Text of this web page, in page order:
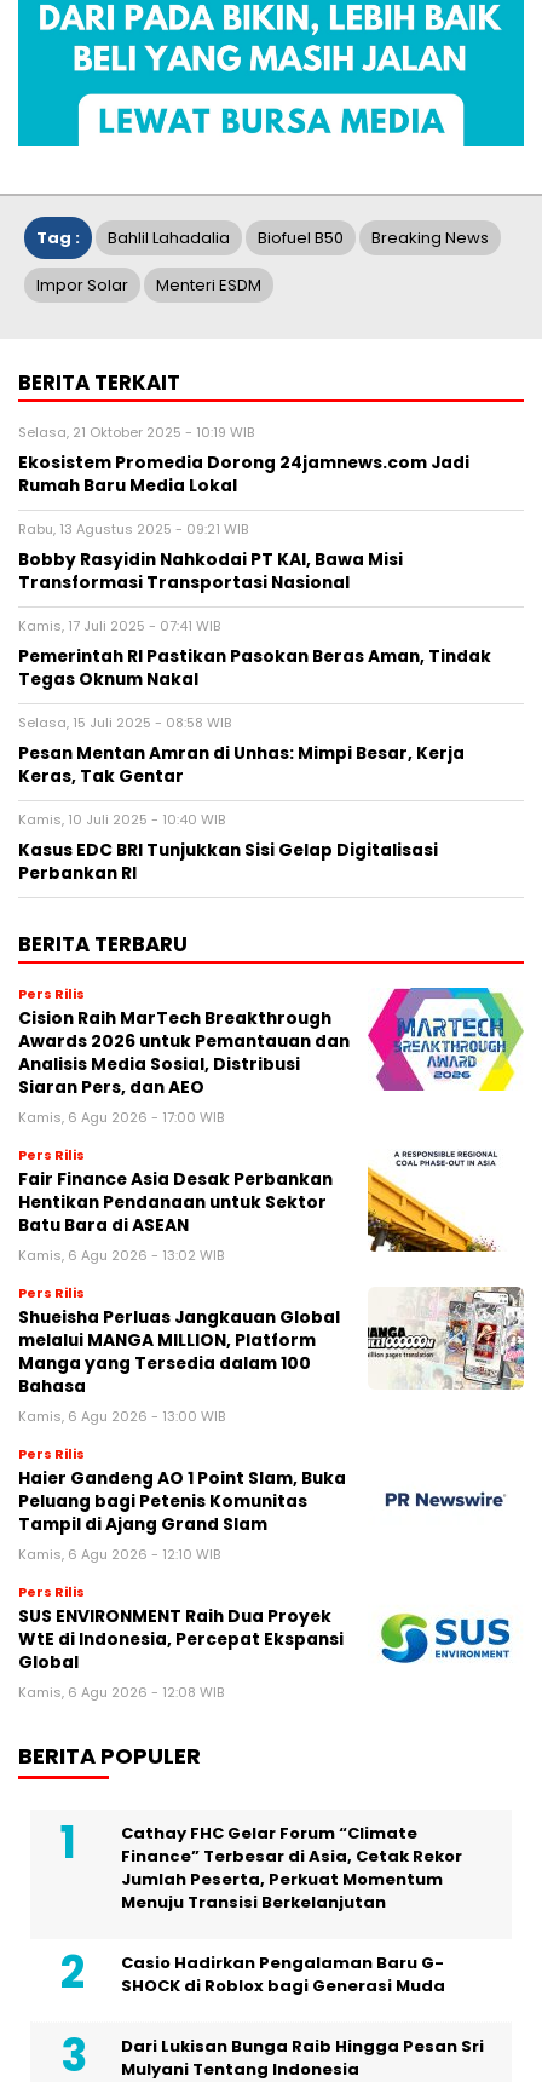
Tag : Bahlil Lahadalia Biofuel B50 Breaking News
Impor Solar Menteri ESDM
BERITA TERKAIT
Selasa, 21 Oktober 2025 - 10:19 WIB
Ekosistem Promedia Dorong 24jamnews.com Jadi
Rumah Baru Media Lokal
Rabu, 13 Agustus 2025 - 09:21 WIB
Bobby Rasyidin Nahkodai PT KAI, Bawa Misi
Transformasi Transportasi Nasional
Kamis, 17 Juli 2025 - 07:41 WIB
Pemerintah RI Pastikan Pasokan Beras Aman, Tindak
Tegas Oknum Nakal
Selasa, 15 Juli 2025 - 08:58 WIB
Pesan Mentan Amran di Unhas: Mimpi Besar, Kerja
Keras, Tak Gentar
Kamis, 10 Juli 2025 - 10:40 WIB
Kasus EDC BRI Tunjukkan Sisi Gelap Digitalisasi
Perbankan RI
BERITA TERBARU
Pers Rilis
Cision Raih MarTech Breakthrough
Awards 2026 untuk Pemantauan dan
Analisis Media Sosial, Distribusi
Siaran Pers, dan AEO
Kamis, 6 Agu 2026 - 17:00 WIB
Pers Rilis
Fair Finance Asia Desak Perbankan
Hentikan Pendanaan untuk Sektor
Batu Bara di ASEAN
Kamis, 6 Agu 2026 - 13:02 WIB
Pers Rilis
Shueisha Perluas Jangkauan Global
melalui MANGA MILLION, Platform
Manga yang Tersedia dalam 100
Bahasa
Kamis, 6 Agu 2026 - 13:00 WIB
Pers Rilis
Haier Gandeng AO 1 Point Slam, Buka
Peluang bagi Petenis Komunitas
Tampil di Ajang Grand Slam
Kamis, 6 Agu 2026 - 12:10 WIB
Pers Rilis
SUS ENVIRONMENT Raih Dua Proyek
WtE di Indonesia, Percepat Ekspansi
Global
Kamis, 6 Agu 2026 - 12:08 WIB
BERITA POPULER
Cathay FHC Gelar Forum “Climate
Finance” Terbesar di Asia, Cetak Rekor
Jumlah Peserta, Perkuat Momentum
Menuju Transisi Berkelanjutan
Casio Hadirkan Pengalaman Baru G-
SHOCK di Roblox bagi Generasi Muda
Dari Lukisan Bunga Raib Hingga Pesan Sri
Mulyani Tentang Indonesia